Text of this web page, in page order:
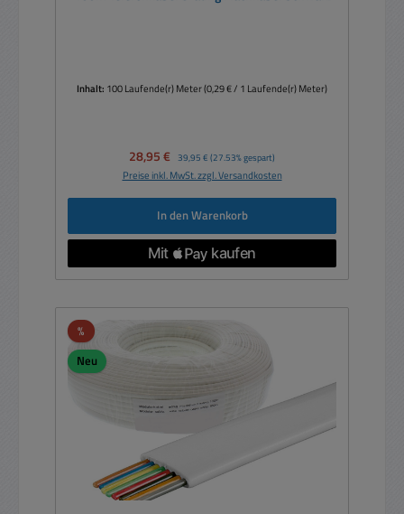
Inhalt: 100 Laufende(r) Meter(0,29 € / 1 Laufende(r) Meter)
Verkaufspreis:
28,95 € Regulärer Preis:
39,95 € (27.53% gespart)
Preise inkl. MwSt. zzgl. Versandkosten
In den Warenkorb
%Rabatt
Neu